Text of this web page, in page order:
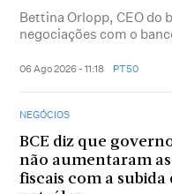
Bettina Orlopp, CEO do
negociações com o
06 Ago 2026 - 11:18 PT50
NEGÓCIOS
BCE diz que
não aumentaram
fiscais com a